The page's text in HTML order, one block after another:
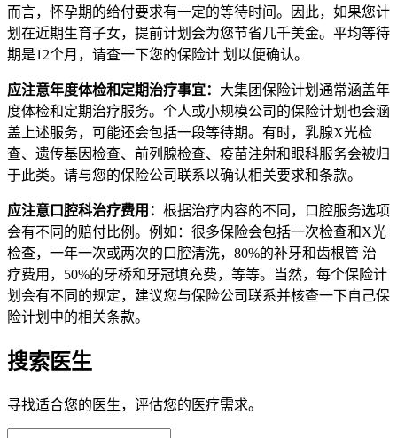
而言，怀孕期的给付要求有一定的等待时间。因此，如果您计
划在近期生育子女，提前计划会为您节省几千美金。平均等待
期是12个月，请查一下您的保险计 划以便确认。
应注意年度体检和定期治疗事宜： 大集团保险计划通常涵盖年
度体检和定期治疗服务。个人或小规模公司的保险计划也会涵
盖上述服务，可能还会包括一段等待期。有时，乳腺X光检
查、遗传基因检查、前列腺检查、疫苗注射和眼科服务会被归
于此类。请与您的保险公司联系以确认相关要求和条款。
应注意口腔科治疗费用： 根据治疗内容的不同，口腔服务选项
会有不同的赔付比例。例如：很多保险会包括一次检查和X光
检查，一年一次或两次的口腔清洗，80%的补牙和齿根管 治
疗费用，50%的牙桥和牙冠填充费，等等。当然，每个保险计
划会有不同的规定，建议您与保险公司联系并核查一下自己保
险计划中的相关条款。
搜索医生
寻找适合您的医生，评估您的医疗需求。